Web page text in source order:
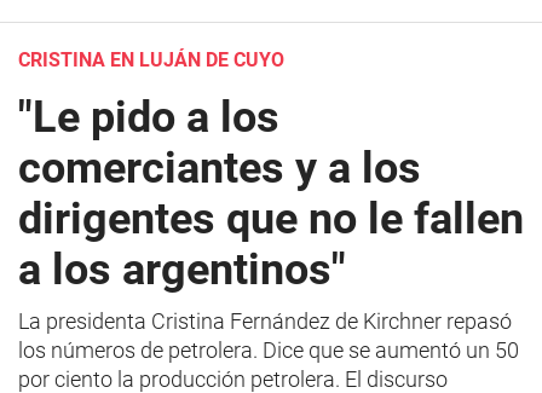
CRISTINA EN LUJÁN DE CUYO
"Le pido a los
comerciantes y a los
dirigentes que no le fallen
a los argentinos"
La presidenta Cristina Fernández de Kirchner repasó
los números de petrolera. Dice que se aumentó un 50
por ciento la producción petrolera. El discurso